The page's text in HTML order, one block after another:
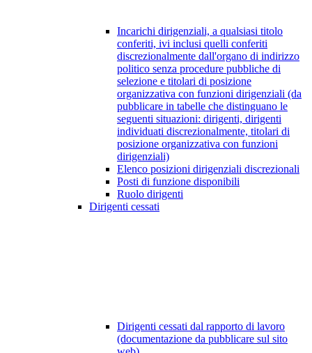
Incarichi dirigenziali, a qualsiasi titolo
conferiti, ivi inclusi quelli conferiti
discrezionalmente dall'organo di indirizzo
politico senza procedure pubbliche di
selezione e titolari di posizione
organizzativa con funzioni dirigenziali (da
pubblicare in tabelle che distinguano le
seguenti situazioni: dirigenti, dirigenti
individuati discrezionalmente, titolari di
posizione organizzativa con funzioni
dirigenziali)
Elenco posizioni dirigenziali discrezionali
Posti di funzione disponibili
Ruolo dirigenti
Dirigenti cessati
Dirigenti cessati dal rapporto di lavoro
(documentazione da pubblicare sul sito